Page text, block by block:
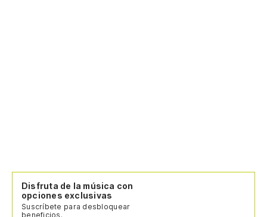
Disfruta de la música con
opciones exclusivas
Suscríbete para desbloquear
beneficios.